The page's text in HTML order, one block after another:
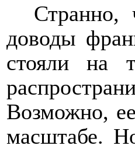
Странно,
доводы
стояли на
Возможно,
масштабе.